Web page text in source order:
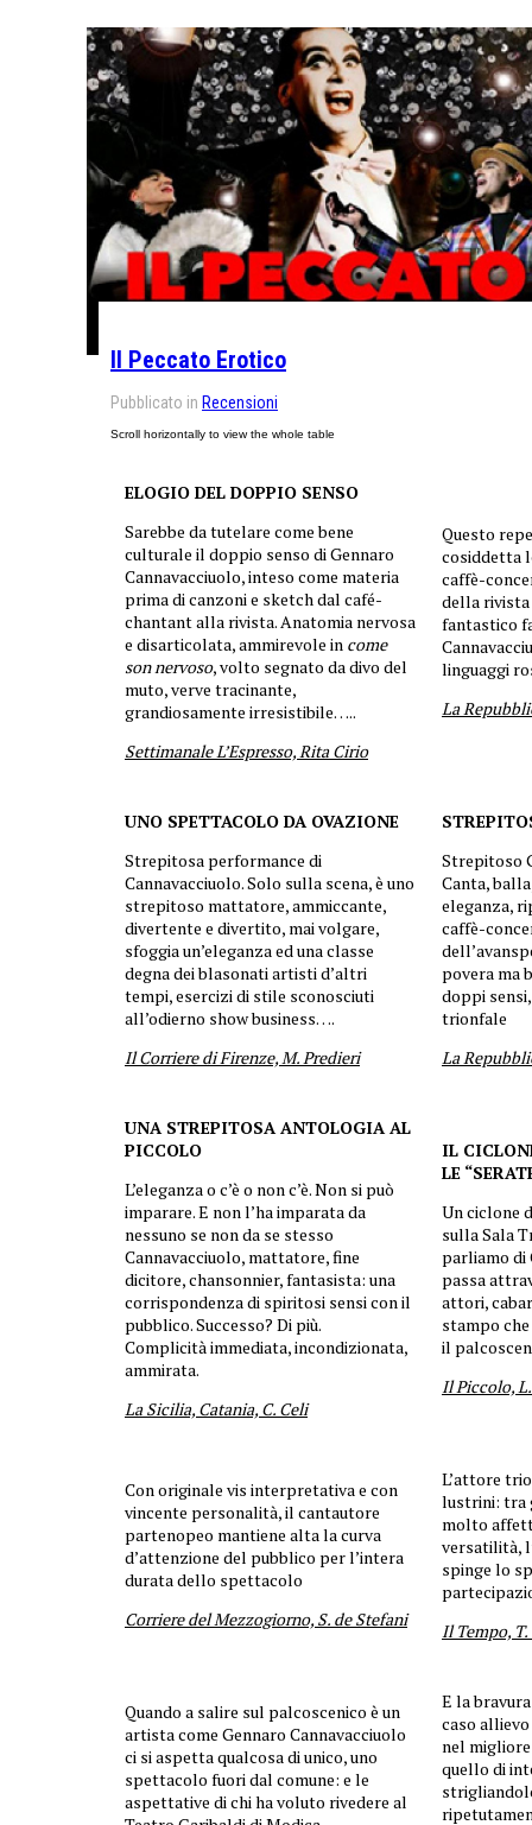
Il Peccato Erotico
Pubblicato in Recensioni
ELOGIO DEL DOPPIO SENSO
Sarebbe da tutelare come bene
culturale il doppio senso di Gennaro
Cannavacciuolo, inteso come materia
prima di canzoni e sketch dal café-
chantant alla rivista. Anatomia nervosa
e disarticolata, ammirevole in come
son nervoso, volto segnato da divo del
muto, verve tracinante,
grandiosamente irresistibile…..
Settimanale L’Espresso, Rita Cirio
Questo
cosiddetta
caffè-
della rivista
fantastico
linguaggi
La
UNO SPETTACOLO DA OVAZIONE
Strepitosa performance di
Cannavacciuolo. Solo sulla scena, è uno
strepitoso mattatore, ammiccante,
divertente e divertito, mai volgare,
sfoggia un’eleganza ed una classe
degna dei blasonati artisti d’altri
tempi, esercizi di stile sconosciuti
all’odierno show business….
Il Corriere di Firenze, M. Predieri
Strepitoso
Canta,
eleganza,
caffè-
povera ma
doppi
trionfale
La
UNA STREPITOSA ANTOLOGIA AL
PICCOLO
L’eleganza o c’è o non c’è. Non si può
imparare. E non l’ha imparata da
nessuno se non da se stesso
Cannavacciuolo, mattatore, fine
dicitore, chansonnier, fantasista: una
corrispondenza di spiritosi sensi con il
pubblico. Successo? Di più.
Complicità immediata, incondizionata,
ammirata.
La Sicilia, Catania, C. Celi
IL
LE “
Un ciclone
sulla Sala
parliamo di
passa
attori,
stampo
il
Il Piccolo,
Con originale vis interpretativa e con
vincente personalità, il cantautore
partenopeo mantiene alta la curva
d’attenzione del pubblico per l’intera
durata dello spettacolo
Corriere del Mezzogiorno, S. de Stefani
L’attore
lustrini: tra
molto
versatilità,
spinge lo
Il Tempo,
Quando a salire sul palcoscenico è un
artista come Gennaro Cannavacciuolo
ci si aspetta qualcosa di unico, uno
spettacolo fuori dal comune: e le
aspettative di chi ha voluto rivedere al
E la
caso
nel
quello di